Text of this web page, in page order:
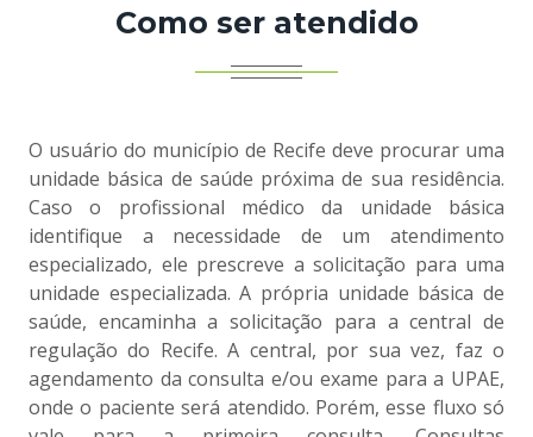
Como ser atendido
O usuário do município de Recife deve procurar uma
unidade básica de saúde próxima de sua residência.
Caso o profissional médico da unidade básica
identifique a necessidade de um atendimento
especializado, ele prescreve a solicitação para uma
unidade especializada. A própria unidade básica de
saúde, encaminha a solicitação para a central de
regulação do Recife. A central, por sua vez, faz o
agendamento da consulta e/ou exame para a UPAE,
onde o paciente será atendido. Porém, esse fluxo só